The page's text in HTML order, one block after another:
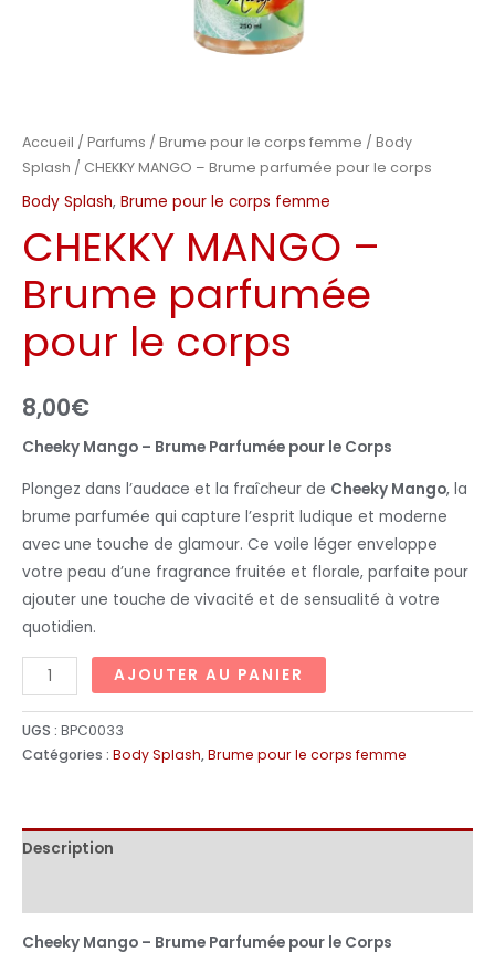
Accueil / Parfums / Brume pour le corps femme / Body
Splash / CHEKKY MANGO – Brume parfumée pour le corps
Body Splash, Brume pour le corps femme
CHEKKY MANGO –
Brume parfumée
pour le corps
8,00€
Cheeky Mango – Brume Parfumée pour le Corps
Plongez dans l’audace et la fraîcheur de Cheeky Mango, la
brume parfumée qui capture l’esprit ludique et moderne
avec une touche de glamour. Ce voile léger enveloppe
votre peau d’une fragrance fruitée et florale, parfaite pour
ajouter une touche de vivacité et de sensualité à votre
quotidien.
AJOUTER AU PANIER
UGS : BPC0033
Catégories : Body Splash,Brume pour le corps femme
Description
Cheeky Mango – Brume Parfumée pour le Corps